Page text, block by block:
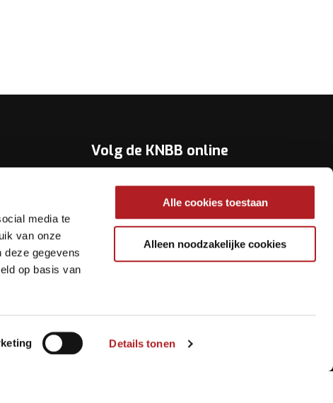
media te
van onze
deze gegevens
op basis van
Details tonen
Alle cookies toestaan
Alleen noodzakelijke cookies
Volg de KNBB online
Facebook